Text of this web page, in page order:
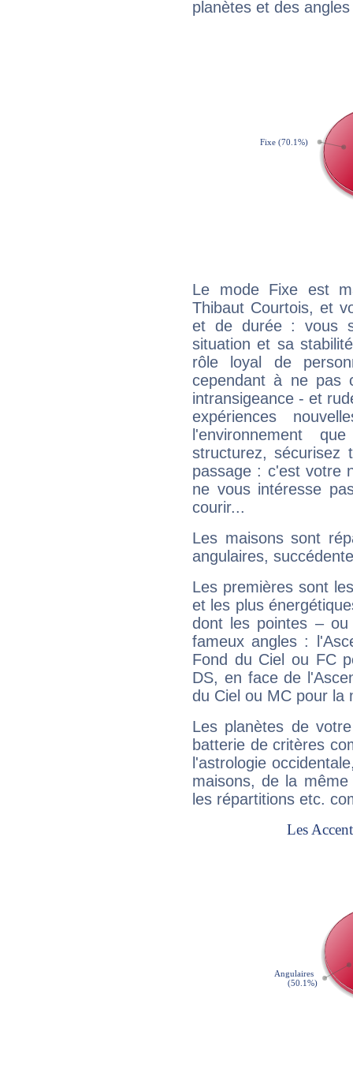
planètes et des
Le mode Fixe est
Thibaut Courtois, et
et de durée : vous
situation et sa
rôle loyal de
cependant à ne pas
intransigeance - et
expériences
l'environnement
structurez, sécurisez
passage : c'est votre
ne vous intéresse
courir...
Les maisons sont
angulaires,
Les premières sont
et les plus
dont les pointes –
fameux angles :
Fond du Ciel ou FC
DS, en face de
du Ciel ou MC pour la
Les planètes de
batterie de critères
l'astrologie
maisons, de la
les répartitions etc.